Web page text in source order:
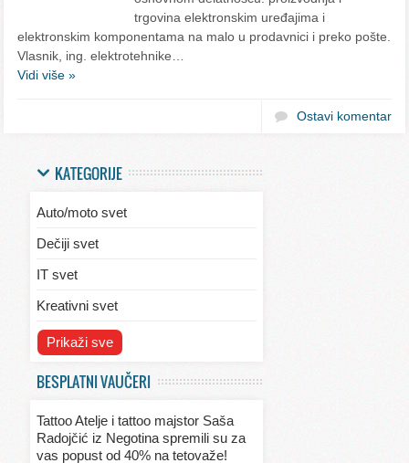
trgovina elektronskim uređajima i
elektronskim komponentama na malo u prodavnici i preko pošte.
Vlasnik, ing. elektrotehnike…
Vidi više »
Ostavi komentar
KATEGORIJE
Auto/moto svet
Dečiji svet
IT svet
Kreativni svet
Svet ekologije
Svet kulinarstva
Prikaži sve
BESPLATNI VAUČERI
Tattoo Atelje i tattoo majstor Saša
Radojčić iz Negotina spremili su za
vas popust od 40% na tetovaže!